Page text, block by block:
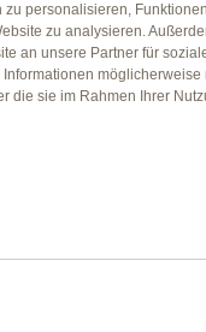
und würzigen Geschmack.
Zutaten:
Trinkwasser, Rapsöl 14%,
Xanthan,
Zitronensaftpulver,
Rettich Konzentrat;
Citronensäure;
Buchenholzrauch. Kann
Sojaeiweiß enthalten.
personalisieren,
zu analysieren.
an unsere Partner für
möglicherweise
die sie im Rahmen Ihrer